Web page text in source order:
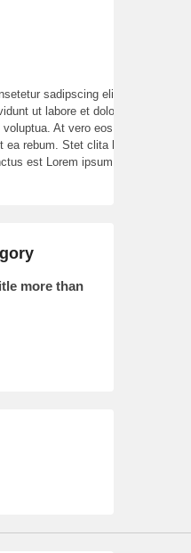
sadipscing elitr, sed
ut labore et dolore
At vero eos et
rebum. Stet clita kasd
est Lorem ipsum dolor
more than